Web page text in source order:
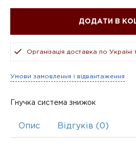
ДОДАТИ В
Організація доставка по
Гнучка система знижок
Умови замовлення і відвантаження
Опис Відгуків (0)